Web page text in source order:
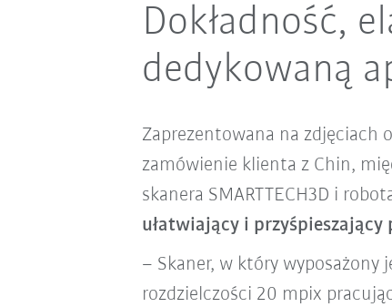
Dokładność,
dedykowaną
Zaprezentowana na zdjęciach
zamówienie klienta z Chin,
skanera SMARTTECH3D i
ułatwiający i przyśpieszający
– Skaner, w który wyposażony
rozdzielczości 20 mpix